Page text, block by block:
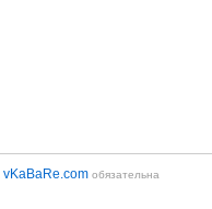
vKaBaRe.com обязательна